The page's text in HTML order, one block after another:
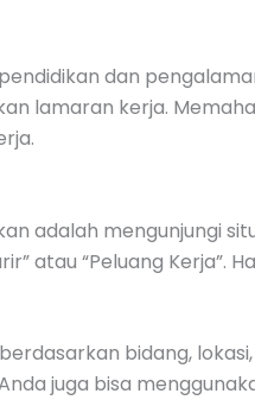
dan
lamaran kerja.
adalah mengunjungi
atau “Peluang Kerja”.
bidang,
juga bisa